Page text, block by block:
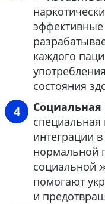
эффективные
каждого
состояния
интеграции
нормальной
социальной
помогают
и